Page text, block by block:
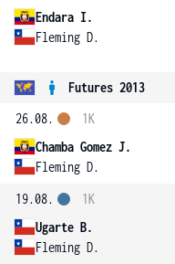
Endara I.
Fleming D.
Futures 2013
26.08.
Chamba Gomez J.
Fleming D.
1K
19.08.
Ugarte B.
Fleming D.
1K